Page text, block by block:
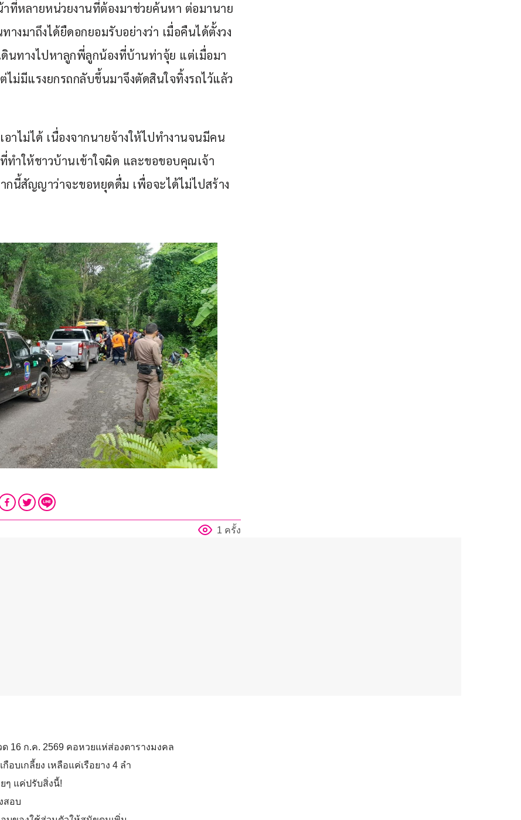
ที่หลายหน่วยงานที่ต้องมาช่วยค้นหา ต่อมานาย
งมาถึงได้ยืดอกยอมรับอย่างว่า เมื่อคืนได้ตั้งวง
นทางไปหาลูกพี่ลูกน้องที่บ้านท่าจุ้ย แต่เมื่อมา
ม่มีแรงยกรถกลับขึ้นมาจึงตัดสินใจทิ้งรถไว้แล้ว
าไม่ได้ เนื่องจากนายจ้างให้ไปทำงานจนมีคน
ำให้ชาวบ้านเข้าใจผิด และขอขอบคุณเจ้า
นี้สัญญาว่าจะขอหยุดดื่ม เพื่อจะได้ไม่ไปสร้าง
1 ครั้ง
16 ก.ค. 2569 คอหวยแห่ส่องตารางมงคล
บเกลี้ยง เหลือแค่เรือยาง 4 ลำ
ๆ แค่ปรับสิ่งนี้!
สอบ